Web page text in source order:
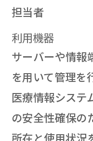
担当者
利用機器
サーバーや情報
を用いて管理を
医療情報システ
の安全性確保の
所在と使用状況